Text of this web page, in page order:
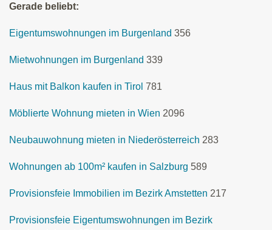
Gerade beliebt:
Eigentumswohnungen im Burgenland 356
Mietwohnungen im Burgenland 339
Haus mit Balkon kaufen in Tirol 781
Möblierte Wohnung mieten in Wien 2096
Neubauwohnung mieten in Niederösterreich 283
Wohnungen ab 100m² kaufen in Salzburg 589
Provisionsfeie Immobilien im Bezirk Amstetten 217
Provisionsfeie Eigentumswohnungen im Bezirk